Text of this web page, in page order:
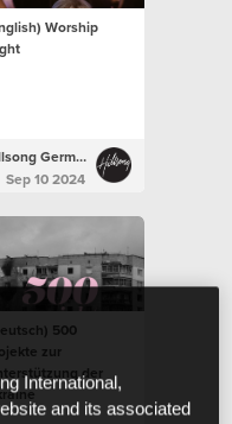
Worship
Hillsong Germany
Sep 10 2024
500
zur
der
International,
and its associated